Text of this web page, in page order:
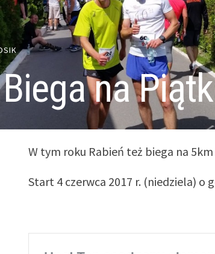
na
W tym roku Rabień też biega na 5km
Start 4 czerwca 2017 r. (niedziela) o